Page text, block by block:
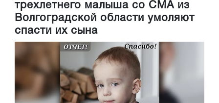
трехлетнего малыша со СМА из
Волгоградской области умоляют
спасти их сына